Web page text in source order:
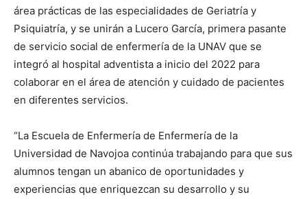
área prácticas de las especialidades de Geriatría y
Psiquiatría, y se unirán a Lucero García, primera pasante
de servicio social de enfermería de la UNAV que se
integró al hospital adventista a inicio del 2022 para
colaborar en el área de atención y cuidado de pacientes
en diferentes servicios.
“La Escuela de Enfermería de Enfermería de la
Universidad de Navojoa continúa trabajando para que sus
alumnos tengan un abanico de oportunidades y
experiencias que enriquezcan su desarrollo y su